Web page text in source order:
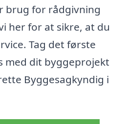
brug for rådgivning
her for at sikre, at du
Tag det første
med dit byggeprojekt
Byggesagkyndig i